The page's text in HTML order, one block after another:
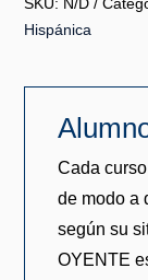
cantidad
Hispánica
Cada
de modo a
según su
OYENTE